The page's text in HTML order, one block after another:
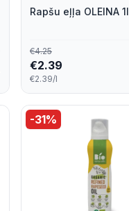
Rapšu eļļa OLEINA 1l
€4.25
€2.39
€2.39/l
-31%